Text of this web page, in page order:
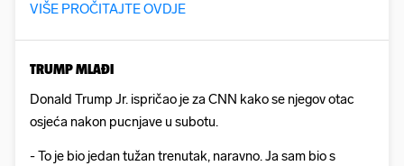
VIŠE PROČITAJTE OVDJE
TRUMP MLAĐI
Donald Trump Jr. ispričao je za CNN kako se njegov otac
osjeća nakon pucnjave u subotu.
- To je bio jedan tužan trenutak, naravno. Ja sam bio s